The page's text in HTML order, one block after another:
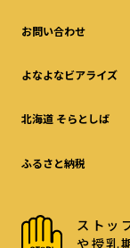
お問い合わせ
よなよなビアライズ
北海道 そらとしば
ふるさと納税
ストッ
や授乳